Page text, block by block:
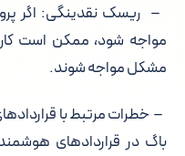
– ریسک نقدینگی: اگر
مواجه شود، ممکن است
مشکل مواجه شوند.
– خطرات مرتبط با
باگ در قراردادهای